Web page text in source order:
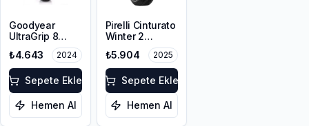
Goodyear
UltraGrip 8
Performance
215/50R17 95V
XL M+S FP
₺4.643 2024
Sepete Ekle
Hemen Al
Pirelli Cinturato
Winter 2
205/55R17 95H
XL M+S 3PMSF
₺5.904 2025
Sepete Ekle
Hemen Al